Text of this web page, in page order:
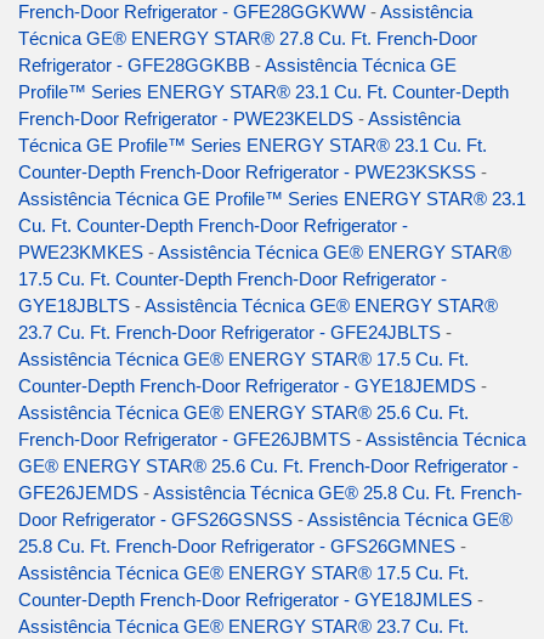
French-Door Refrigerator - GFE28GGKWW -Assistência
Técnica GE® ENERGY STAR® 27.8 Cu. Ft. French-Door
Refrigerator - GFE28GGKBB -Assistência Técnica GE
Profile™ Series ENERGY STAR® 23.1 Cu. Ft. Counter-Depth
French-Door Refrigerator - PWE23KELDS -Assistência
Técnica GE Profile™ Series ENERGY STAR® 23.1 Cu. Ft.
Counter-Depth French-Door Refrigerator - PWE23KSKSS -
Assistência Técnica GE Profile™ Series ENERGY STAR® 23.1
Cu. Ft. Counter-Depth French-Door Refrigerator -
PWE23KMKES -Assistência Técnica GE® ENERGY STAR®
17.5 Cu. Ft. Counter-Depth French-Door Refrigerator -
GYE18JBLTS -Assistência Técnica GE® ENERGY STAR®
23.7 Cu. Ft. French-Door Refrigerator - GFE24JBLTS -
Assistência Técnica GE® ENERGY STAR® 17.5 Cu. Ft.
Counter-Depth French-Door Refrigerator - GYE18JEMDS -
Assistência Técnica GE® ENERGY STAR® 25.6 Cu. Ft.
French-Door Refrigerator - GFE26JBMTS -Assistência Técnica
GE® ENERGY STAR® 25.6 Cu. Ft. French-Door Refrigerator -
GFE26JEMDS -Assistência Técnica GE® 25.8 Cu. Ft. French-
Door Refrigerator - GFS26GSNSS -Assistência Técnica GE®
25.8 Cu. Ft. French-Door Refrigerator - GFS26GMNES -
Assistência Técnica GE® ENERGY STAR® 17.5 Cu. Ft.
Counter-Depth French-Door Refrigerator - GYE18JMLES -
Assistência Técnica GE® ENERGY STAR® 23.7 Cu. Ft.